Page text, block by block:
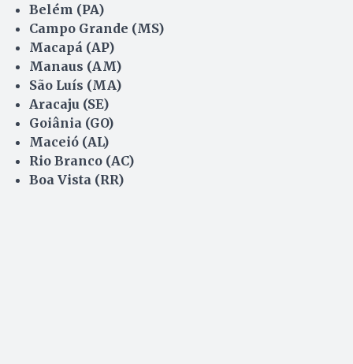
Belém (PA)
Campo Grande (MS)
Macapá (AP)
Manaus (AM)
São Luís (MA)
Aracaju (SE)
Goiânia (GO)
Maceió (AL)
Rio Branco (AC)
Boa Vista (RR)